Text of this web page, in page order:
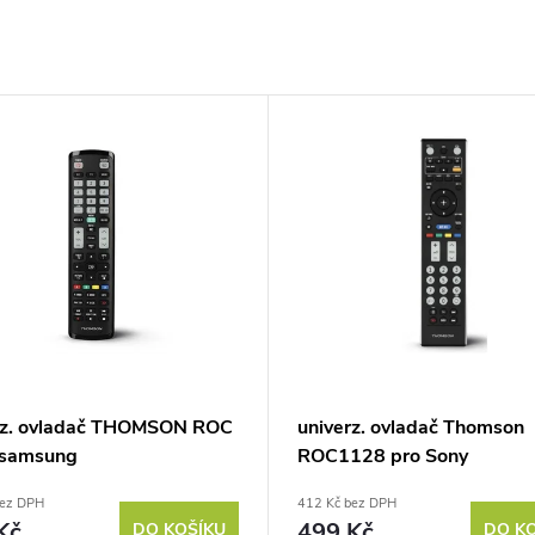
ovladač THOMSON ROC
DPH
DO KOŠÍKU
univerz. ovladač Thomson
ROC1128 pro Sony
412 Kč bez DPH
DO